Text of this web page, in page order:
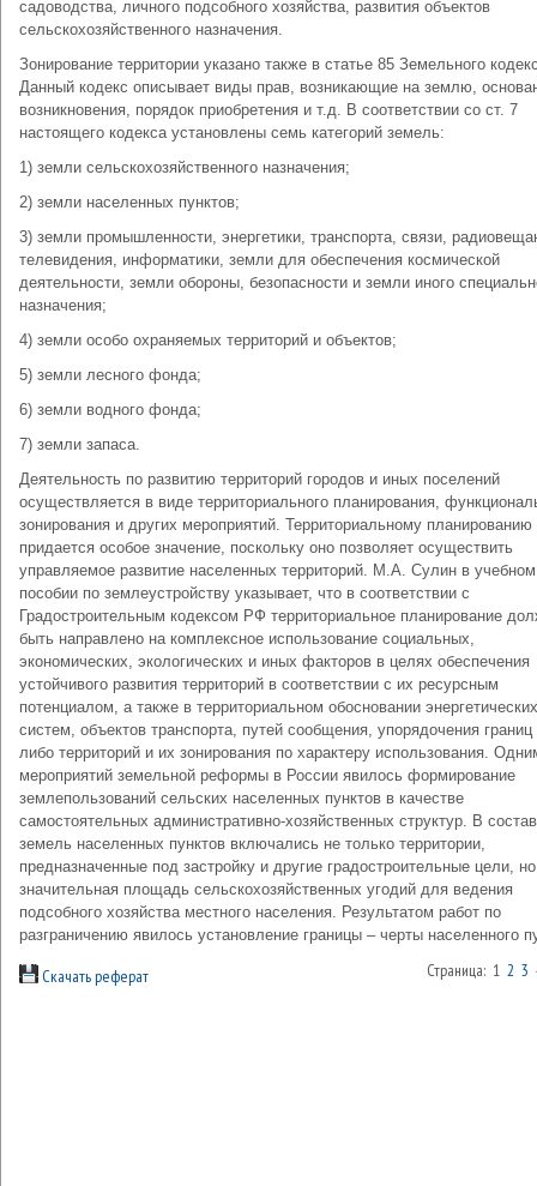
садоводства, личного подсобного хозяйства, развития объектов
сельскохозяйственного назначения.
Зонирование территории указано также в статье 85 Земельного
Данный кодекс описывает виды прав, возникающие на землю,
возникновения, порядок приобретения и т.д. В соответствии со ст. 7
настоящего кодекса установлены семь категорий земель:
1) земли сельскохозяйственного назначения;
2) земли населенных пунктов;
3) земли промышленности, энергетики, транспорта, связи,
телевидения, информатики, земли для обеспечения космической
деятельности, земли обороны, безопасности и земли иного
назначения;
4) земли особо охраняемых территорий и объектов;
5) земли лесного фонда;
6) земли водного фонда;
7) земли запаса.
Деятельность по развитию территорий городов и иных поселений
осуществляется в виде территориального планирования,
зонирования и других мероприятий. Территориальному планированию
придается особое значение, поскольку оно позволяет осуществить
управляемое развитие населенных территорий. М.А. Сулин в учебном
пособии по землеустройству указывает, что в соответствии с
Градостроительным кодексом РФ территориальное планирование
быть направлено на комплексное использование социальных,
экономических, экологических и иных факторов в целях обеспечения
устойчивого развития территорий в соответствии с их ресурсным
потенциалом, а также в территориальном обосновании энергетических
систем, объектов транспорта, путей сообщения, упорядочения границ
либо территорий и их зонирования по характеру использования.
мероприятий земельной реформы в России явилось формирование
землепользований сельских населенных пунктов в качестве
самостоятельных административно-хозяйственных структур. В состав
земель населенных пунктов включались не только территории,
предназначенные под застройку и другие градостроительные цели,
значительная площадь сельскохозяйственных угодий для ведения
подсобного хозяйства местного населения. Результатом работ по
разграничению явилось установление границы – черты населенного
Скачать реферат Страница: 1 2 3